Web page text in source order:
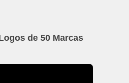
de 50 Marcas